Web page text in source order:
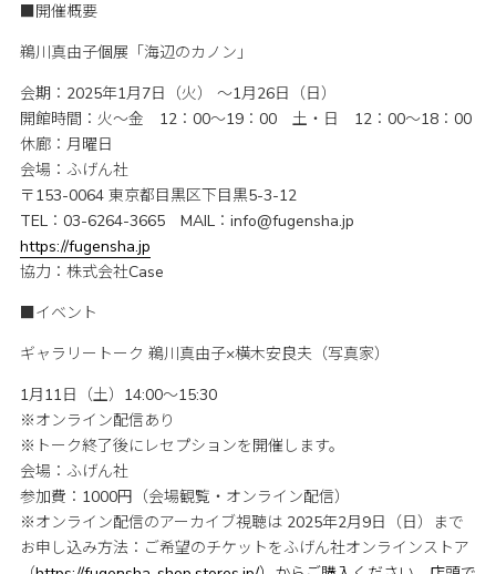
■開催概要
鵜川真由子個展「海辺のカノン」
会期：2025年1月7日（火） 〜1月26日（日）
開館時間：火〜金 12：00〜19：00 土・日 12：00〜18：00
休廊：月曜日
会場：ふげん社
〒153-0064 東京都目黒区下目黒5-3-12
TEL：03-6264-3665 MAIL： info@fugensha.jp
https://fugensha.jp
協力：株式会社Case
■イベント
ギャラリートーク 鵜川真由子×横木安良夫（写真家）
1月11日（土）14:00〜15:30
※オンライン配信あり
※トーク終了後にレセプションを開催します。
会場：ふげん社
参加費：1000円（会場観覧・オンライン配信）
※オンライン配信のアーカイブ視聴は 2025年2月9日（日）まで
お申し込み方法：ご希望のチケットをふげん社オンラインストア